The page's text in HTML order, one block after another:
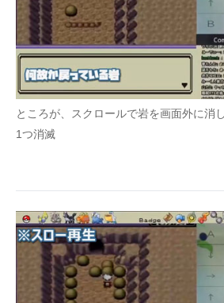
ところが、スクロールで岩を画面外に消
1つ消滅